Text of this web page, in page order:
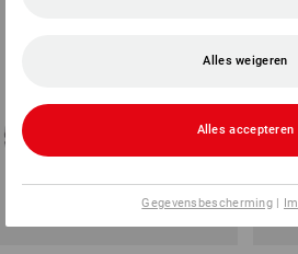
Alles weigeren
Alles accepteren
Gegevensbescherming |